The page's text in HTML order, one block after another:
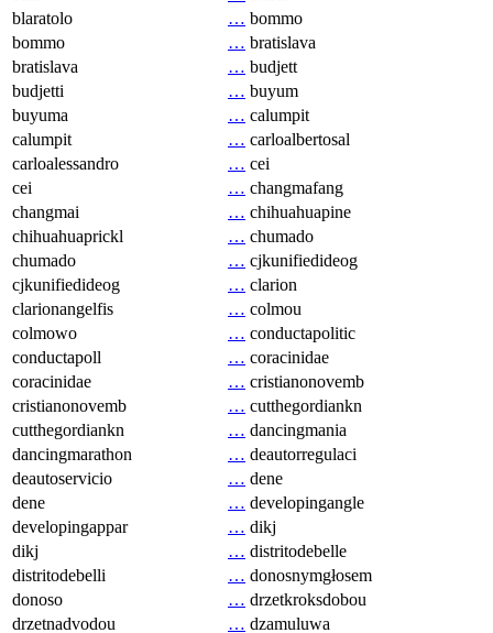
blaratolo
… bommo
bommo
… bratislava
bratislava
… budjett
budjetti
… buyum
buyuma
… calumpit
calumpit
… carloalbertosal
carloalessandro
… cei
cei
… changmafang
changmai
… chihuahuapine
chihuahuaprickl
… chumado
chumado
… cjkunifiedideog
cjkunifiedideog
… clarion
clarionangelfis
… colmou
colmowo
… conductapolitic
conductapoll
… coracinidae
coracinidae
… cristianonovemb
cristianonovemb
… cutthegordiankn
cutthegordiankn
… dancingmania
dancingmarathon
… deautorregulaci
deautoservicio
… dene
dene
… developingangle
developingappar
… dikj
dikj
… distritodebelle
distritodebelli
… donosnymgłosem
donoso
… drzetkroksdobou
drzetnadvodou
… dzamuluwa